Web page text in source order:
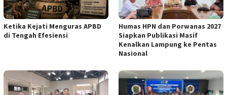
Ketika Kejati Menguras APBD
di Tengah Efesiensi
Humas HPN dan Porwanas 2027
Siapkan Publikasi Masif
Kenalkan Lampung ke Pentas
Nasional